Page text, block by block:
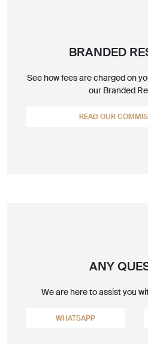
BRANDED
See how fees are charged on
our Branded
READ OUR
ANY
We are here to assist you
WHATSAPP